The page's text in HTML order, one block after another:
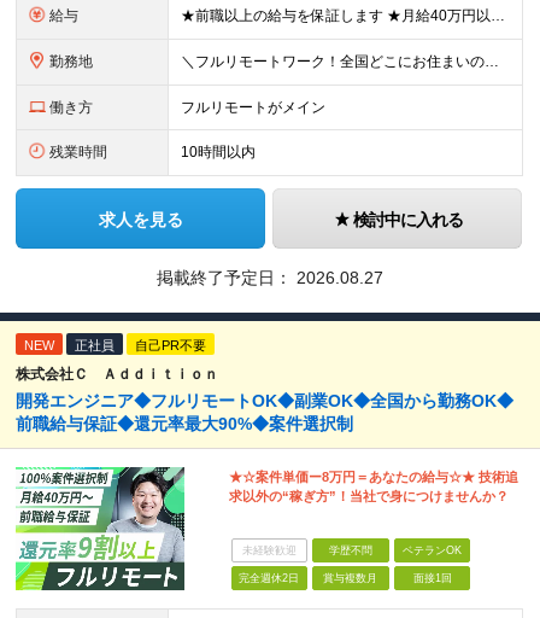
給与 ★前職以上の給与を保証します ★月給40万円以上＋インセンティブあり 月給40万円以上＋インセンティブ＋各種手当 ※上記には固定残業代（月30時間・44,400円～）を含みます ※超過分は別途支給し
勤務地 ＼フルリモートワーク！全国どこにお住まいの方も大歓迎／ 現在、10名中8名がフルリモートで活躍中！ フルリモート・ハイブリット案件を数多く保有しているため、 住む場所は全国どこでもOKです◎ ＼フ
働き方 フルリモートがメイン
残業時間 10時間以内
求人を見る 検討中に入れる
掲載終了予定日： 2026.08.27
NEW 正社員 自己PR不要
株式会社Ｃ Ａｄｄｉｔｉｏｎ
開発エンジニア◆フルリモートOK◆副業OK◆全国から勤務OK◆
前職給与保証◆還元率最大90%◆案件選択制
★☆案件単価ー8万円＝あなたの給与☆★ 技術追
求以外の“稼ぎ方”！当社で身につけませんか？
未経験歓迎 学歴不問 ベテランOK
完全週休2日 賞与複数月 面接1回